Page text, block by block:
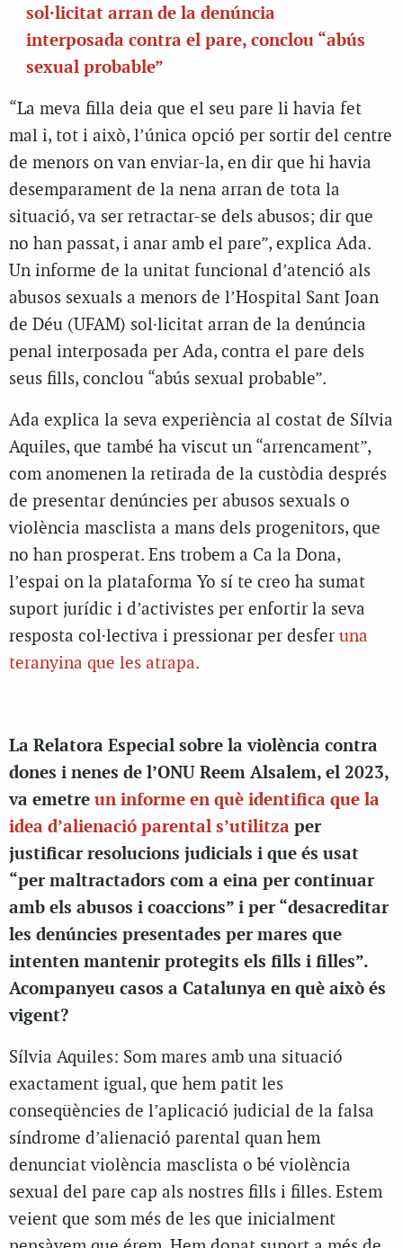
sol·licitat arran de la denúncia
interposada contra el pare, conclou “abús
sexual probable”
“La meva filla deia que el seu pare li havia fet
mal i, tot i això, l’única opció per sortir del centre
de menors on van enviar-la, en dir que hi havia
desemparament de la nena arran de tota la
situació, va ser retractar-se dels abusos; dir que
no han passat, i anar amb el pare”, explica Ada.
Un informe de la unitat funcional d’atenció als
abusos sexuals a menors de l’Hospital Sant Joan
de Déu (UFAM) sol·licitat arran de la denúncia
penal interposada per Ada, contra el pare dels
seus fills, conclou “abús sexual probable”.
Ada explica la seva experiència al costat de Sílvia
Aquiles, que també ha viscut un “arrencament”,
com anomenen la retirada de la custòdia després
de presentar denúncies per abusos sexuals o
violència masclista a mans dels progenitors, que
no han prosperat. Ens trobem a Ca la Dona,
l’espai on la plataforma Yo sí te creo ha sumat
suport jurídic i d’activistes per enfortir la seva
resposta col·lectiva i pressionar per desfer una
teranyina que les atrapa.
La Relatora Especial sobre la violència contra
dones i nenes de l’ONU Reem Alsalem, el 2023,
va emetre un informe en què identifica que la
idea d’alienació parental s’utilitza per
justificar resolucions judicials i que és usat
“per maltractadors com a eina per continuar
amb els abusos i coaccions” i per “desacreditar
les denúncies presentades per mares que
intenten mantenir protegits els fills i filles”.
Acompanyeu casos a Catalunya en què això és
vigent?
Sílvia Aquiles: Som mares amb una situació
exactament igual, que hem patit les
conseqüències de l’aplicació judicial de la falsa
síndrome d’alienació parental quan hem
denunciat violència masclista o bé violència
sexual del pare cap als nostres fills i filles. Estem
veient que som més de les que inicialment